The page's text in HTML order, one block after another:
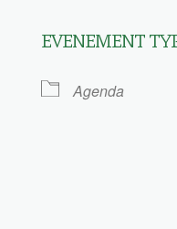
EVENEMENT
Agenda